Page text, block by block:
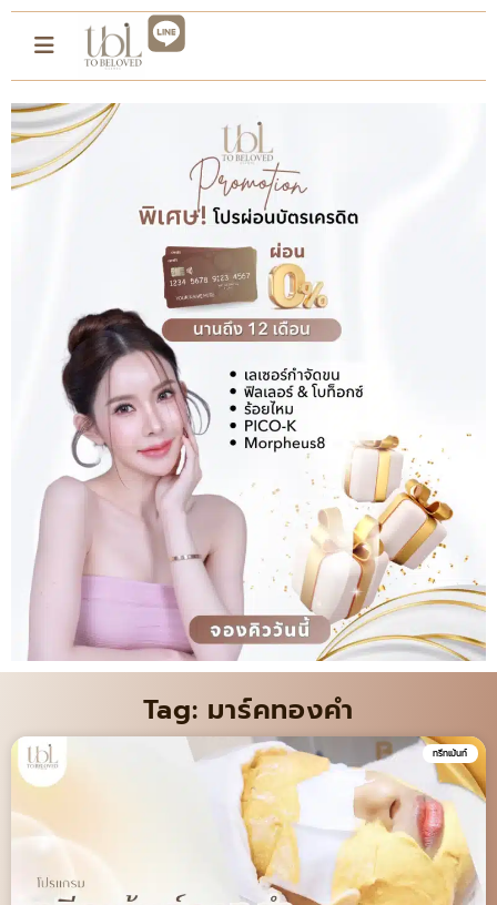
Tag: มาร์คทองคำ
ทรีทเม้นท์